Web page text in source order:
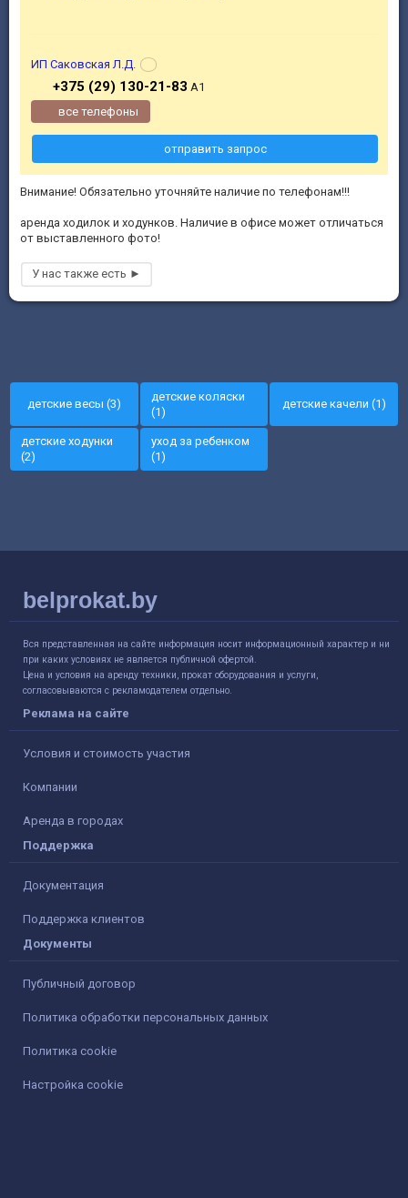
Внимание! Обязательно уточняйте наличие по телефонам!!!
аренда ходилок и ходунков. Наличие в офисе может отличаться
от выставленного фото!
ИП Саковская Л.Д.
+375 (29) 130-21-83 А1
все телефоны
отправить запрос
детские весы (3)
детские коляски
(1)
детские качели (1)
детские ходунки
(2)
уход за ребенком
(1)
belprokat.by
Вся представленная на сайте информация носит информационный характер и ни
при каких условиях не является публичной офертой.
Цена и условия на аренду техники, прокат оборудования и услуги,
согласовываются с рекламодателем отдельно.
Реклама на сайте
Условия и стоимость участия
Компании
Аренда в городах
Поддержка
Документация
Поддержка клиентов
Документы
Публичный договор
Политика обработки персональных данных
Политика cookie
Настройка cookie